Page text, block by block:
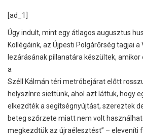
[ad_1]
Úgy indult, mint egy átlagos augusztus
Kollégáink, az Újpesti Polgárőrség tagjai
lezárásának pillanatára készültek, amikor
a
Széll Kálmán téri metróbejárat előtt
helyszínre siettünk, ahol azt láttuk, hogy
elkezdték a segítségnyújtást, szereztek
beteg szőrzete miatt nem volt
megkezdtük az újraélesztést” – eleveníti